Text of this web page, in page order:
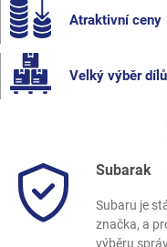
Atraktivní ceny
Velký výběr dílů
Subarak
Subaru je
značka, a
výběru